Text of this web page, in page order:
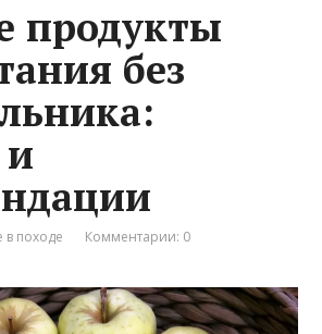
продукты
без
в походе Комментарии: 0